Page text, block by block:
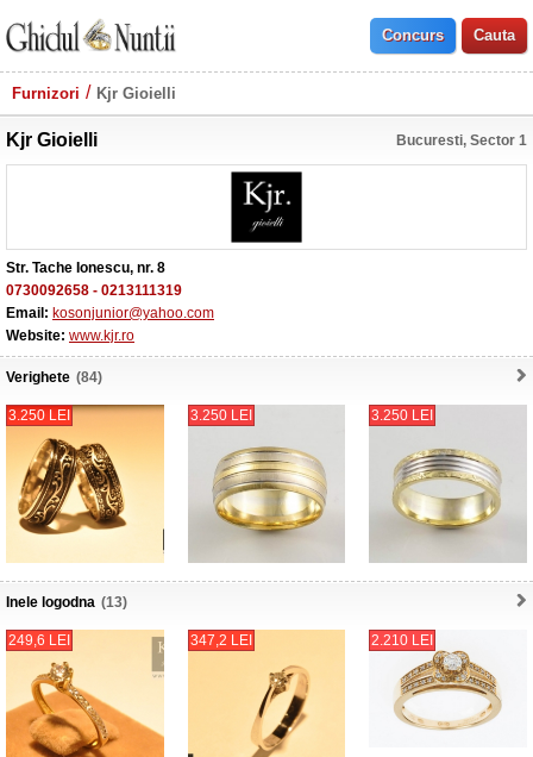
Furnizori Kjr Gioielli
Kjr Gioielli Bucuresti, Sector 1
Str. Tache Ionescu, nr. 8
0730092658 - 0213111319
Email: kosonjunior@yahoo.com
Website: www.kjr.ro
Verighete (84)
3.250 LEI 3.250 LEI 3.250 LEI
Inele logodna (13)
249,6 LEI 347,2 LEI 2.210 LEI